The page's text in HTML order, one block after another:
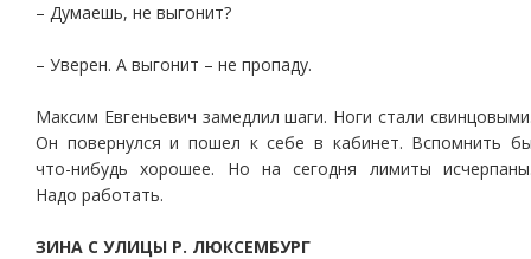
– Думаешь, не выгонит?
– Уверен. А выгонит – не пропаду.
Максим Евгеньевич замедлил шаги. Ноги стали
Он повернулся и пошел к себе в кабинет. Вспомнить
что-нибудь хорошее. Но на сегодня лимиты
Надо работать.
ЗИНА С УЛИЦЫ Р. ЛЮКСЕМБУРГ